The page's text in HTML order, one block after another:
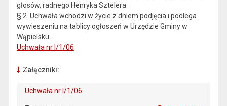
głosów, radnego Henryka Sztelera.
§ 2. Uchwała wchodzi w życie z dniem podjęcia i podlega
wywieszeniu na tablicy ogłoszeń w Urzędzie Gminy w
Wąpielsku.
Uchwała nr I/1/06
Załączniki:
Uchwała nr I/1/06